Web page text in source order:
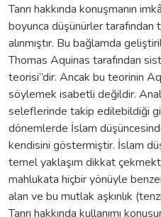
Tanrı hakkında konuşmanın
boyunca düşünürler
alınmıştır. Bu bağlamda
Thomas Aquinas tarafından
teorisi”dir. Ancak bu teorinin
söylemek isabetli değildir.
seleflerinde takip edilebildiği
dönemlerde İslam
kendisini göstermiştir. İslam
temel yaklaşım dikkat
mahlukata hiçbir yönüyle
alan ve bu mutlak aşkınlık
Tanrı hakkında kullanımı